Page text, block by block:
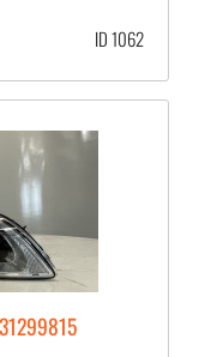
ID 1062